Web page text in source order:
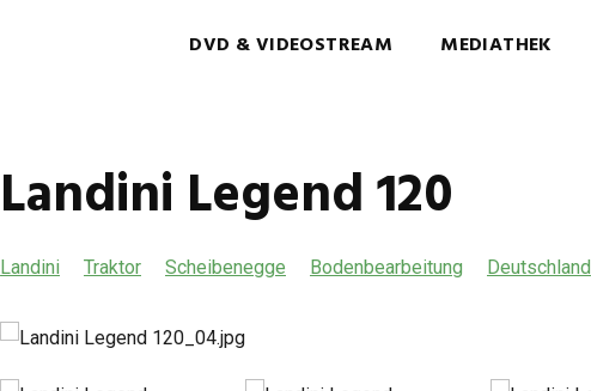
DVD & VIDEOSTREAM MEDIATHEK
Landini Legend 120
Landini Traktor Scheibenegge Bodenbearbeitung Deutschland